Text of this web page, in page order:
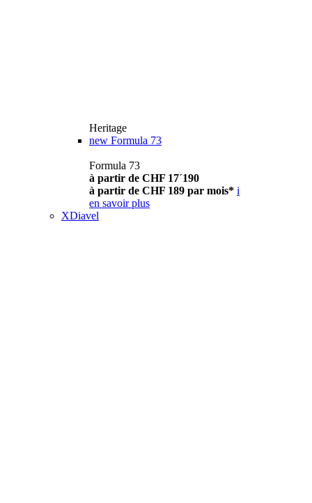
Heritage
new Formula 73
Formula 73
à partir de CHF 17´190
à partir de CHF 189 par mois* i
en savoir plus
XDiavel